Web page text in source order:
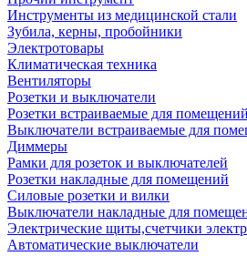
Инструменты из медицинской стали
Зубила, керны, пробойники
Электротовары
Климатическая техника
Вентиляторы
Розетки и выключатели
Розетки встраиваемые для помещений
Выключатели встраиваемые для
Диммеры
Рамки для розеток и выключателей
Розетки накладные для помещений
Силовые розетки и вилки
Выключатели накладные для
Электрические щиты,счетчики
Автоматические выключатели